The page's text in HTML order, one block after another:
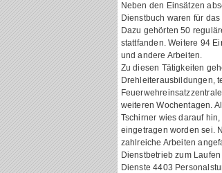
Neben den Einsätzen
Dienstbuch waren für
Dazu gehörten 50
stattfanden. Weitere 94
und andere Arbeiten.
Zu diesen Tätigkeiten
Drehleiterausbildungen,
weiteren Wochentagen.
Tschirner wies darauf
eingetragen worden sei.
zahlreiche Arbeiten
Dienstbetrieb zum
Dienste 4403